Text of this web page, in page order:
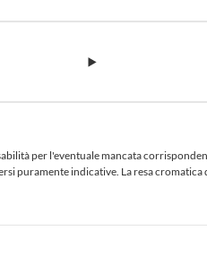
per l'eventuale mancata
indicative. La resa